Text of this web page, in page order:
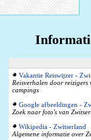
Vakantie Reiswijzer -
Reisverhalen door reizigers
campings
Google afbeeldingen -
Zoek naar foto's van
Wikipedia - Zwitserland
Algemene informatie over